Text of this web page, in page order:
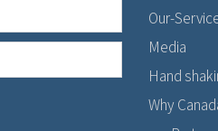
Our-
Media
Hand
Why